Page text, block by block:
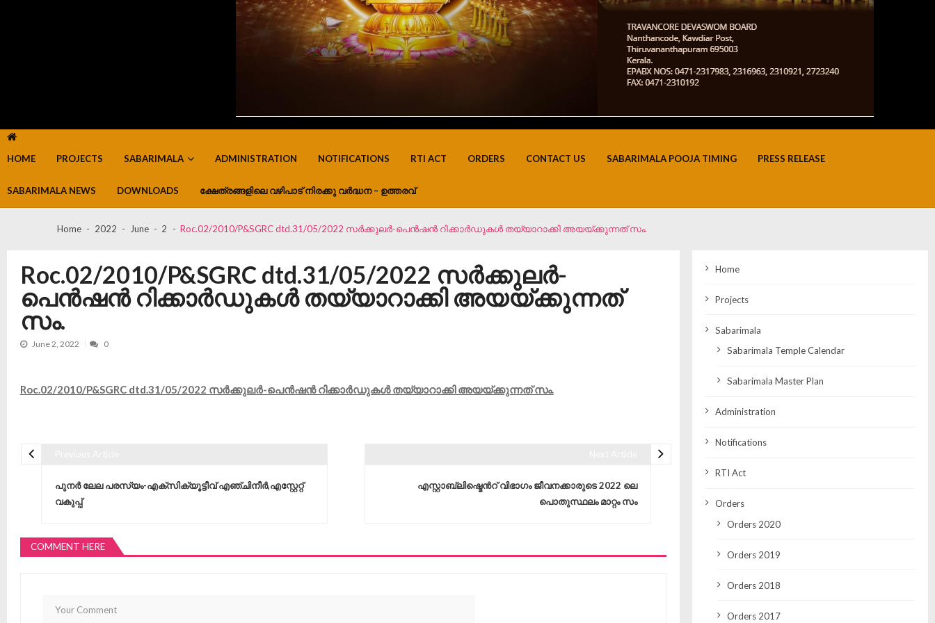
HOME PROJECTS SABARIMALA ADMINISTRATION NOTIFICATIONS RTI ACT ORDERS CONTACT US SABARIMALA POOJA TIMING PRESS RELEASE
SABARIMALA NEWS DOWNLOADS ക്ഷേത്രങ്ങളിലെ വഴിപാട് നിരക്കു വർദ്ധന – ഉത്തരവ്
Home 2022 June 2 Roc.02/2010/P&SGRC dtd.31/05/2022 സർക്കുലർ-പെൻഷൻ റിക്കാർഡുകൾ തയ്യാറാക്കി അയയ്ക്കുന്നത് സം.
Roc.02/2010/P&SGRC dtd.31/05/2022 സർക്കുലർ-
പെൻഷൻ റിക്കാർഡുകൾ തയ്യാറാക്കി അയയ്ക്കുന്നത്
സം.
June 2, 2022 0
Roc.02/2010/P&SGRC dtd.31/05/2022 സർക്കുലർ-പെൻഷൻ റിക്കാർഡുകൾ തയ്യാറാക്കി അയയ്ക്കുന്നത് സം.
പുനർ ലേല പരസ്യം-എക്‌സിക്യൂട്ടീവ് എഞ്ചിനീർ,എസ്റ്റേറ്റ്
വകുപ്പ്
എസ്റ്റാബ്ലിഷ്മെൻറ് വിഭാഗം ജീവനക്കാരുടെ 2022 ലെ
പൊതുസ്ഥലം മാറ്റം സം
COMMENT HERE
Home
Projects
Sabarimala
Sabarimala Temple Calendar
Sabarimala Master Plan
Administration
Notifications
RTI Act
Orders
Orders 2020
Orders 2019
Orders 2018
Orders 2017